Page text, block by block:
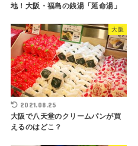
地！大阪・福島の銭湯「延命湯」
大阪
2021.08.25
大阪で八天堂のクリームパンが買
えるのはどこ？